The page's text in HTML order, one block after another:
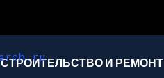
СТРОИТЕЛЬСТВО И РЕМОНТ